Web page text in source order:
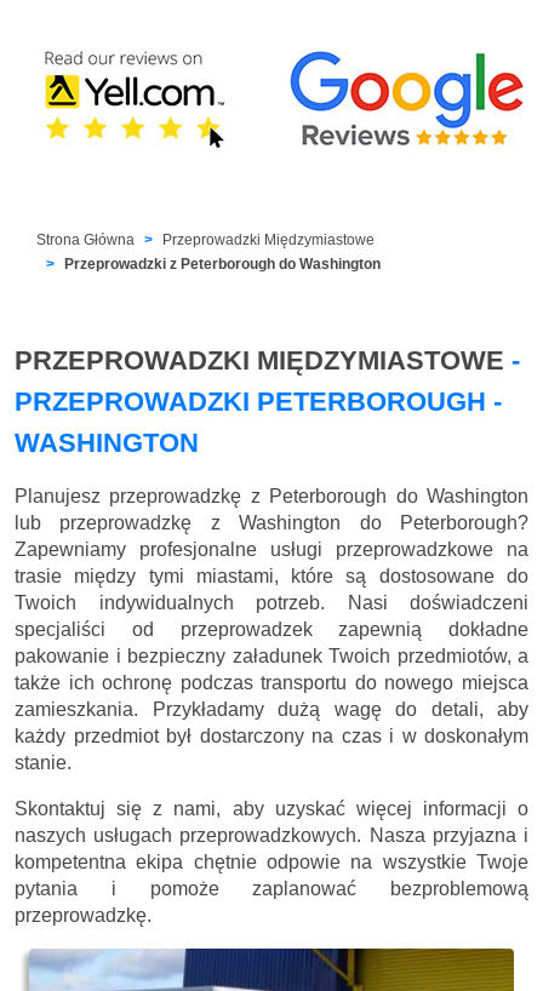
Strona Główna
Przeprowadzki Międzymiastowe
Przeprowadzki z Peterborough do Washington
PRZEPROWADZKI MIĘDZYMIASTOWE -
PRZEPROWADZKI PETERBOROUGH -
WASHINGTON
Planujesz przeprowadzkę z Peterborough do Washington
lub przeprowadzkę z Washington do Peterborough?
Zapewniamy profesjonalne usługi przeprowadzkowe na
trasie między tymi miastami, które są dostosowane do
Twoich indywidualnych potrzeb. Nasi doświadczeni
specjaliści od przeprowadzek zapewnią dokładne
pakowanie i bezpieczny załadunek Twoich przedmiotów, a
także ich ochronę podczas transportu do nowego miejsca
zamieszkania. Przykładamy dużą wagę do detali, aby
każdy przedmiot był dostarczony na czas i w doskonałym
stanie.
Skontaktuj się z nami, aby uzyskać więcej informacji o
naszych usługach przeprowadzkowych. Nasza przyjazna i
kompetentna ekipa chętnie odpowie na wszystkie Twoje
pytania i pomoże zaplanować bezproblemową
przeprowadzkę.